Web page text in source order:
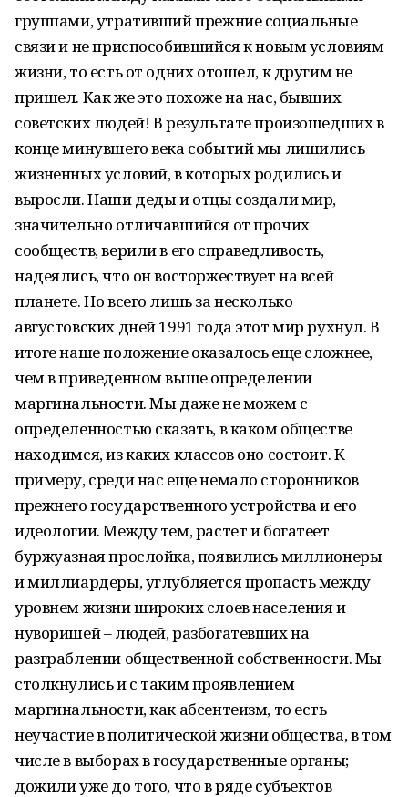
группами, утративший прежние социальные
связи и не приспособившийся к новым условиям
жизни, то есть от одних отошел, к другим не
пришел. Как же это похоже на нас, бывших
советских людей! В результате произошедших в
конце минувшего века событий мы лишились
жизненных условий, в которых родились и
выросли. Наши деды и отцы создали мир,
значительно отличавшийся от прочих
сообществ, верили в его справедливость,
надеялись, что он восторжествует на всей
планете. Но всего лишь за несколько
августовских дней 1991 года этот мир рухнул. В
итоге наше положение оказалось еще сложнее,
чем в приведенном выше определении
маргинальности. Мы даже не можем с
определенностью сказать, в каком обществе
находимся, из каких классов оно состоит. К
примеру, среди нас еще немало сторонников
прежнего государственного устройства и его
идеологии. Между тем, растет и богатеет
буржуазная прослойка, появились миллионеры
и миллиардеры, углубляется пропасть между
уровнем жизни широких слоев населения и
нуворишей – людей, разбогатевших на
разграблении общественной собственности. Мы
столкнулись и с таким проявлением
маргинальности, как абсентеизм, то есть
неучастие в политической жизни общества, в том
числе в выборах в государственные органы;
дожили уже до того, что в ряде субъектов